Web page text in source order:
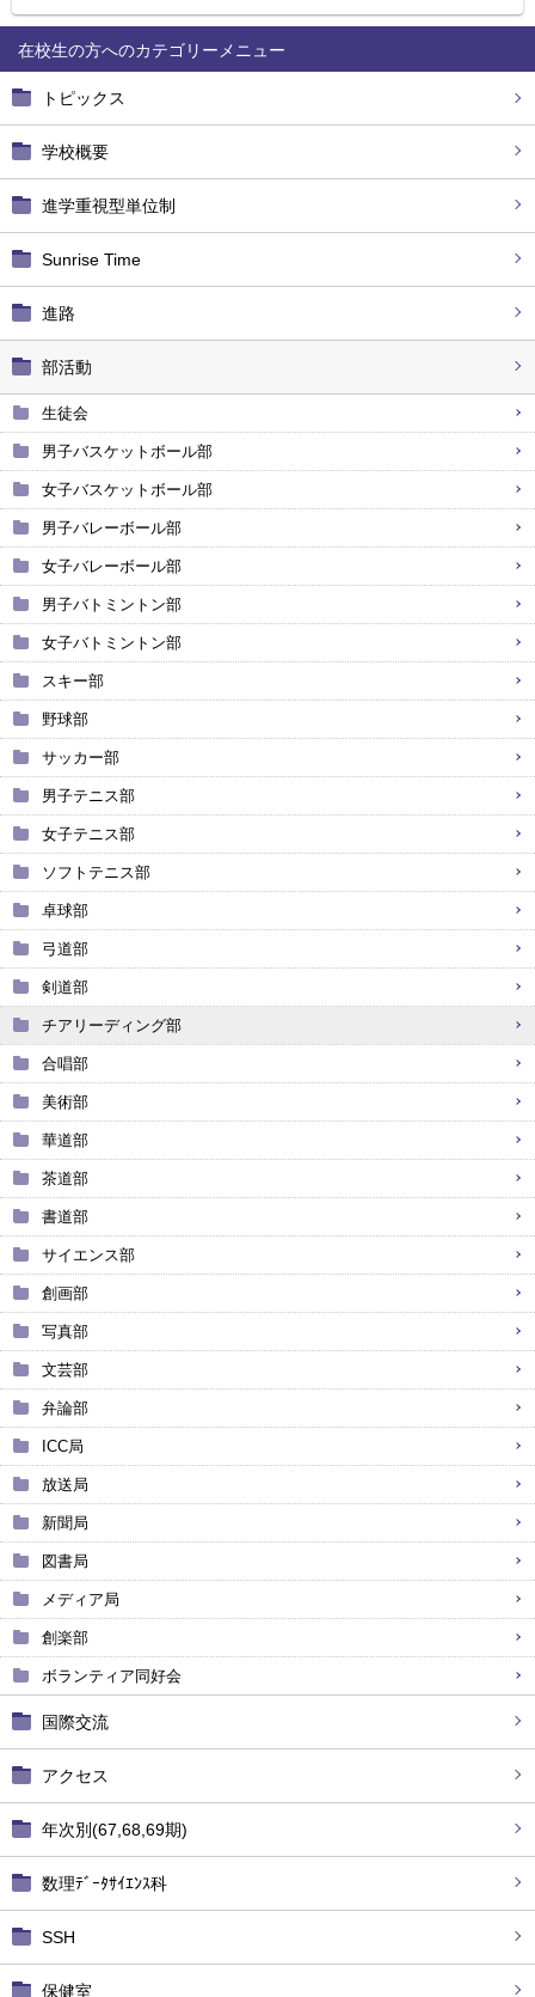
在校生の方へ
トピックス
学校概要
進学重視型単位制
Sunrise Time
進路
部活動
生徒会
男子バスケットボール部
女子バスケットボール部
男子バレーボール部
女子バレーボール部
男子バトミントン部
女子バトミントン部
スキー部
野球部
サッカー部
男子テニス部
女子テニス部
ソフトテニス部
卓球部
弓道部
剣道部
チアリーディング部
合唱部
美術部
華道部
茶道部
書道部
サイエンス部
創画部
写真部
文芸部
弁論部
ICC局
放送局
新聞局
図書局
メディア局
創楽部
ボランティア同好会
国際交流
アクセス
年次別(67,68,69期)
数理ﾃﾞｰﾀｻｲｴﾝｽ科
SSH
保健室